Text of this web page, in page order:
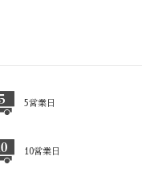
5営業日
10営業日